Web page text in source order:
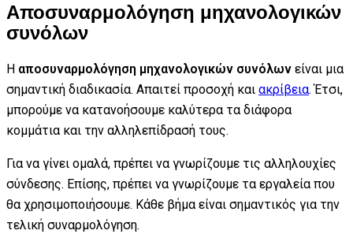
Αποσυναρμολόγηση μηχανολογικών
συνόλων
Η αποσυναρμολόγηση μηχανολογικών συνόλων είναι μια
σημαντική διαδικασία. Απαιτεί προσοχή και ακρίβεια. Έτσι,
μπορούμε να κατανοήσουμε καλύτερα τα διάφορα
κομμάτια και την αλληλεπίδρασή τους.
Για να γίνει ομαλά, πρέπει να γνωρίζουμε τις αλληλουχίες
σύνδεσης. Επίσης, πρέπει να γνωρίζουμε τα εργαλεία που
θα χρησιμοποιήσουμε. Κάθε βήμα είναι σημαντικός για την
τελική συναρμολόγηση.